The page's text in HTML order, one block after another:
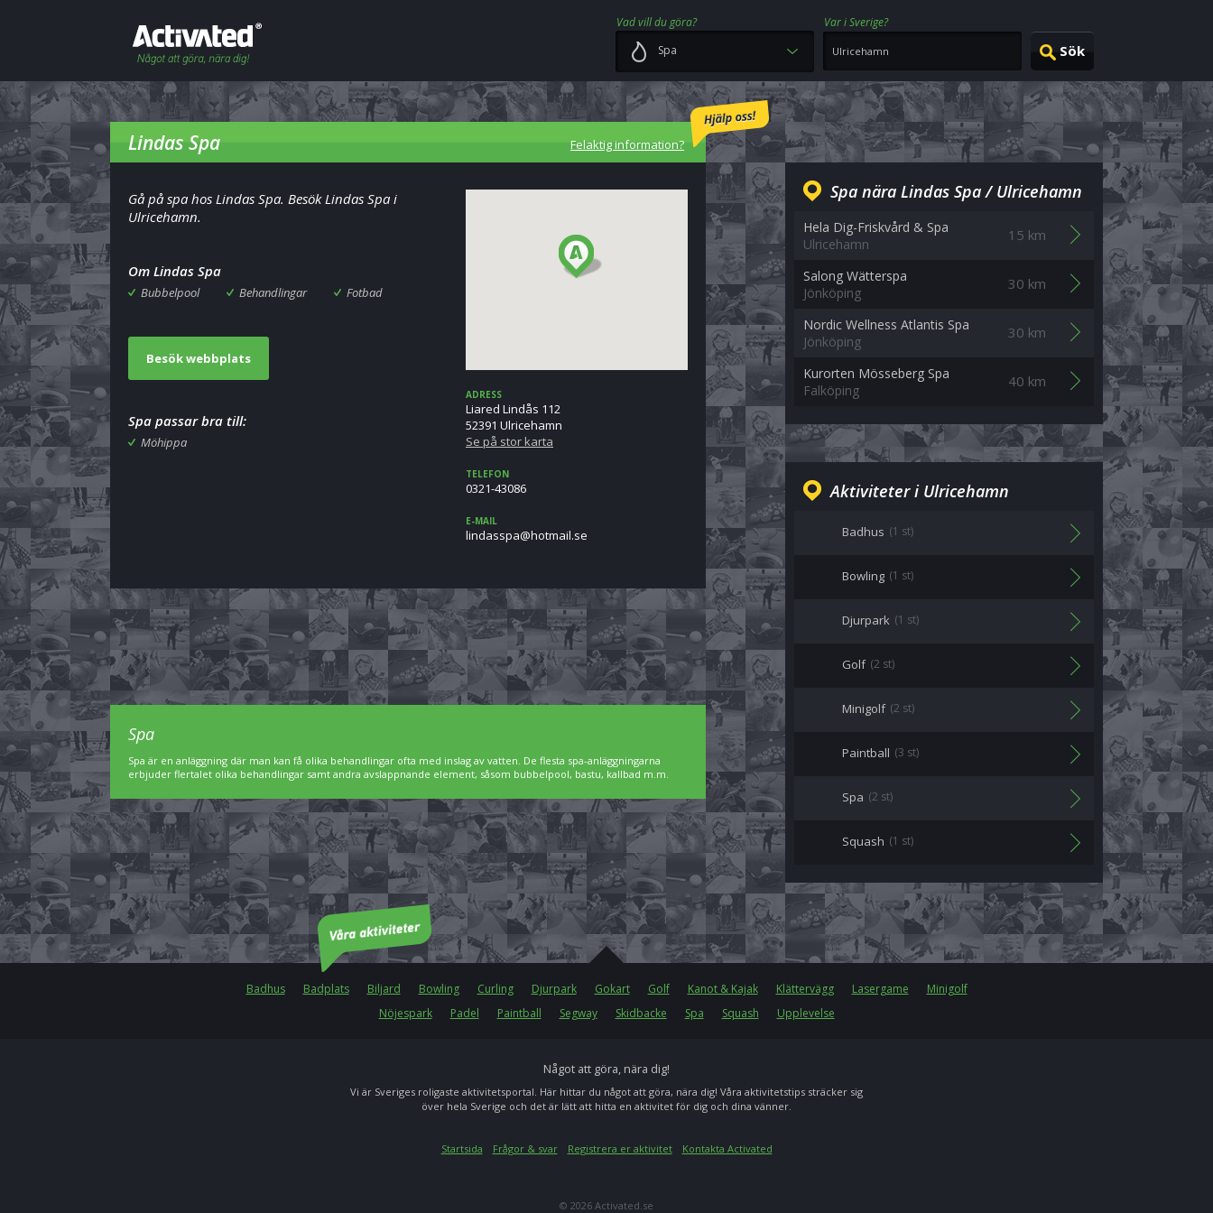
Vad vill du göra?
Var i Sverige?
Spa
Lindas Spa Felaktig information?
Gå på spa hos Lindas Spa. Besök Lindas Spa i
Ulricehamn.
Om Lindas Spa
Bubbelpool Behandlingar Fotbad
Besök webbplats
Spa passar bra till:
Möhippa
ADRESS
Liared Lindås 112
52391 Ulricehamn
Se på stor karta
TELEFON
0321-43086
E-MAIL
es.liamtoh@apssadnil
Spa nära Lindas Spa / Ulricehamn
Hela Dig-Friskvård & Spa
Ulricehamn
15 km
Salong Wätterspa
Jönköping
30 km
Nordic Wellness Atlantis Spa
Jönköping
30 km
Kurorten Mösseberg Spa
Falköping
40 km
Aktiviteter i Ulricehamn
Badhus (1 st)
Bowling (1 st)
Djurpark (1 st)
Golf (2 st)
Minigolf (2 st)
Paintball (3 st)
Spa (2 st)
Squash (1 st)
Spa
Spa är en anläggning där man kan få olika behandlingar ofta med inslag av vatten. De flesta spa-anläggningarna
erbjuder flertalet olika behandlingar samt andra avslappnande element, såsom bubbelpool, bastu, kallbad m.m.
Badhus Badplats Biljard Bowling Curling Djurpark Gokart Golf Kanot & Kajak Klättervägg Lasergame
Minigolf
Nöjespark
Padel Paintball Segway Skidbacke Spa Squash Upplevelse
Något att göra, nära dig!
Vi är Sveriges roligaste aktivitetsportal. Här hittar du något att göra, nära dig! Våra aktivitetstips sträcker sig
över hela Sverige och det är lätt att hitta en aktivitet för dig och dina vänner.
Startsida Frågor & svar Registrera er aktivitet Kontakta Activated
© 2026 Activated.se